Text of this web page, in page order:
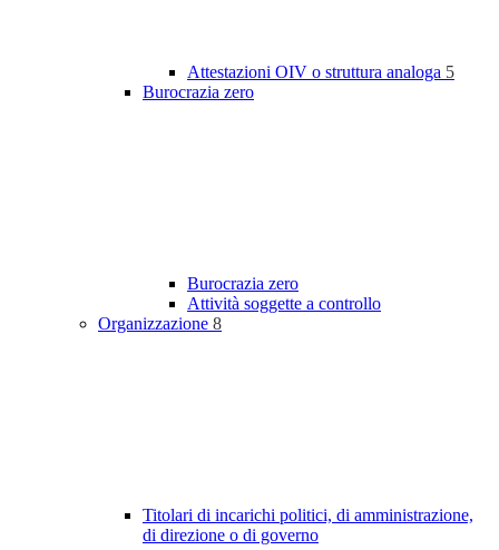
Attestazioni OIV o struttura analoga 5
Burocrazia zero
Burocrazia zero
Attività soggette a controllo
Organizzazione 8
Titolari di incarichi politici, di amministrazione,
di direzione o di governo